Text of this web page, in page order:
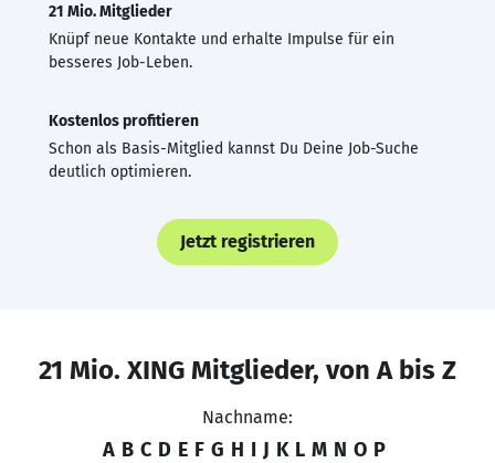
21 Mio. Mitglieder
Knüpf neue Kontakte und erhalte Impulse für ein
besseres Job-Leben.
Kostenlos profitieren
Schon als Basis-Mitglied kannst Du Deine Job-Suche
deutlich optimieren.
Jetzt registrieren
21 Mio. XING Mitglieder, von A bis Z
Nachname:
A B C D E F G H I J K L M N O P